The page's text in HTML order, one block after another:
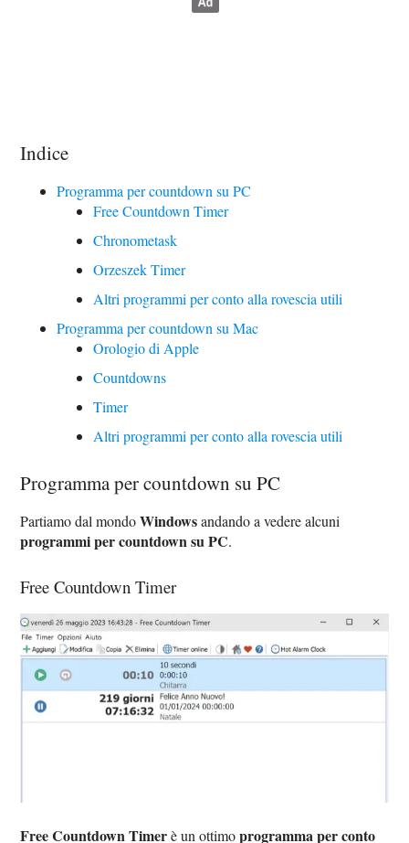
Indice
Programma per countdown su PC
Free Countdown Timer
Chronometask
Orzeszek Timer
Altri programmi per conto alla rovescia utili
Programma per countdown su Mac
Orologio di Apple
Countdowns
Timer
Altri programmi per conto alla rovescia utili
Programma per countdown su PC
Partiamo dal mondoWindowsandando a vedere alcuni
programmi per countdown su PC.
Free Countdown Timer
Free Countdown Timerè un ottimoprogramma per conto